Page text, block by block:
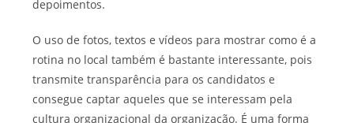
depoimentos.
O uso de fotos, textos e vídeos para mostrar como é a
rotina no local também é bastante interessante, pois
transmite transparência para os candidatos e
consegue captar aqueles que se interessam pela
cultura organizacional da organização. É uma forma